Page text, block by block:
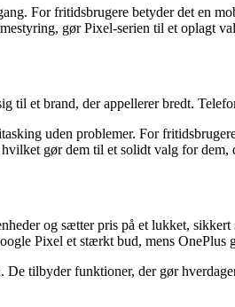
For fritidsbrugere betyder det en
gør Pixel-serien til et oplagt
til et brand, der appellerer bredt.
uden problemer. For
gør dem til et solidt valg for
og sætter pris på et lukket,
Pixel et stærkt bud, mens OnePlus
tilbyder funktioner, der gør